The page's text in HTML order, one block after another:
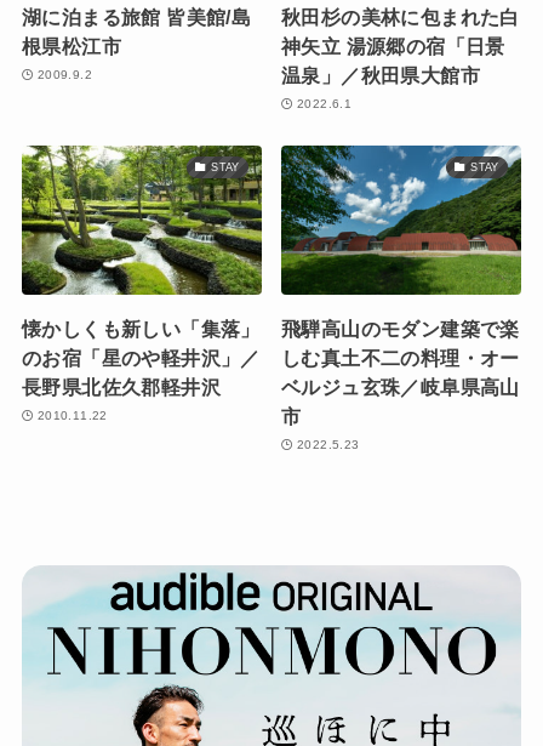
湖に泊まる旅館 皆美館/島
根県松江市
2009.9.2
秋田杉の美林に包まれた白
神矢立 湯源郷の宿「日景
温泉」／秋田県大館市
2022.6.1
STAY
懐かしくも新しい「集落」
のお宿「星のや軽井沢」／
長野県北佐久郡軽井沢
2010.11.22
STAY
飛騨高山のモダン建築で楽
しむ真土不二の料理・オー
ベルジュ玄珠／岐阜県高山
市
2022.5.23